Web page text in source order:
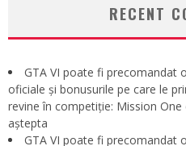
RECENT
GTA VI poate fi precomandat
oficiale și bonusurile pe care le
revine în competiție: Mission One
aștepta
GTA VI poate fi precomandat